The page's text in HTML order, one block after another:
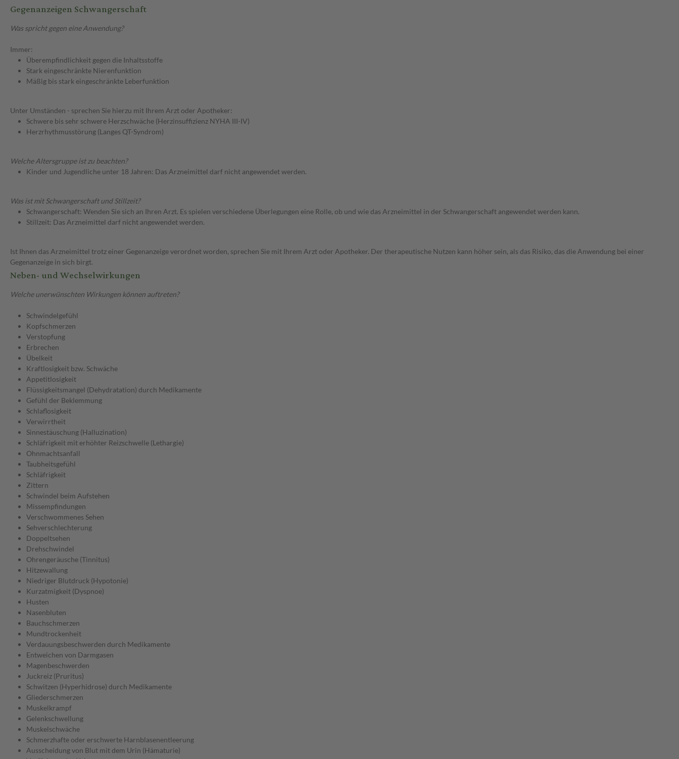
Gegenanzeigen Schwangerschaft
Was spricht gegen eine Anwendung?
Immer:
Überempfindlichkeit gegen die Inhaltsstoffe
Stark eingeschränkte Nierenfunktion
Mäßig bis stark eingeschränkte Leberfunktion
Unter Umständen - sprechen Sie hierzu mit Ihrem Arzt oder Apotheker:
Schwere bis sehr schwere Herzschwäche (Herzinsuffizienz NYHA III-IV)
Herzrhythmusstörung (Langes QT-Syndrom)
Welche Altersgruppe ist zu beachten?
Kinder und Jugendliche unter 18 Jahren: Das Arzneimittel darf nicht angewendet werden.
Was ist mit Schwangerschaft und Stillzeit?
Schwangerschaft: Wenden Sie sich an Ihren Arzt. Es spielen verschiedene Überlegungen eine Rolle, ob und wie das Arzneimittel in der Schwangerschaft angewendet werden kann.
Stillzeit: Das Arzneimittel darf nicht angewendet werden.
Ist Ihnen das Arzneimittel trotz einer Gegenanzeige verordnet worden, sprechen Sie mit Ihrem Arzt oder Apotheker. Der therapeutische Nutzen kann höher sein, als das Risiko, das die Anwendung bei einer
Gegenanzeige in sich birgt.
Neben- und Wechselwirkungen
Welche unerwünschten Wirkungen können auftreten?
Schwindelgefühl
Kopfschmerzen
Verstopfung
Erbrechen
Übelkeit
Kraftlosigkeit bzw. Schwäche
Appetitlosigkeit
Flüssigkeitsmangel (Dehydratation) durch Medikamente
Gefühl der Beklemmung
Schlaflosigkeit
Verwirrtheit
Sinnestäuschung (Halluzination)
Schläfrigkeit mit erhöhter Reizschwelle (Lethargie)
Ohnmachtsanfall
Taubheitsgefühl
Schläfrigkeit
Zittern
Schwindel beim Aufstehen
Missempfindungen
Verschwommenes Sehen
Sehverschlechterung
Doppeltsehen
Drehschwindel
Ohrengeräusche (Tinnitus)
Hitzewallung
Niedriger Blutdruck (Hypotonie)
Kurzatmigkeit (Dyspnoe)
Husten
Nasenbluten
Bauchschmerzen
Mundtrockenheit
Verdauungsbeschwerden durch Medikamente
Entweichen von Darmgasen
Magenbeschwerden
Juckreiz (Pruritus)
Schwitzen (Hyperhidrose) durch Medikamente
Gliederschmerzen
Muskelkrampf
Gelenkschwellung
Muskelschwäche
Schmerzhafte oder erschwerte Harnblasenentleerung
Ausscheidung von Blut mit dem Urin (Hämaturie)